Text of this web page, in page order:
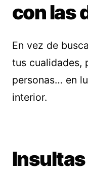
con las
En vez de
tus cualidades,
personas… en
interior.
Insultas